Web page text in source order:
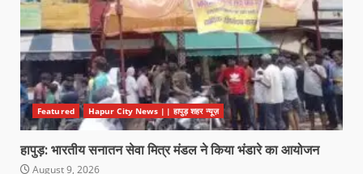
Featured Hapur City News || हापुड़ शहर न्यूज़
हापुड़: भारतीय सनातन सेवा मित्र मंडल ने किया भंडारे का आयोजन
August 9, 2026